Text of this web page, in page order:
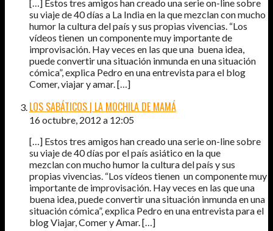
[…] Estos tres amigos han creado una serie on-line sobre
su viaje de 40 días a La India en la que mezclan con mucho
humor la cultura del país y sus propias vivencias. “Los
vídeos tienen un componente muy importante de
improvisación. Hay veces en las que una buena idea,
puede convertir una situación inmunda en una situación
cómica”, explica Pedro en una entrevista para el blog
Comer, viajar y amar. […]
LOS SABÁTICOS | LA MOCHILA DE MAMÁ
16 octubre, 2012 a 12:05
[…] Estos tres amigos han creado una serie on-line sobre
su viaje de 40 días por el país asiático en la que
mezclan con mucho humor la cultura del país y sus
propias vivencias. “Los vídeos tienen un componente muy
importante de improvisación. Hay veces en las que una
buena idea, puede convertir una situación inmunda en una
situación cómica”, explica Pedro en una entrevista para el
blog Viajar, Comer y Amar. […]